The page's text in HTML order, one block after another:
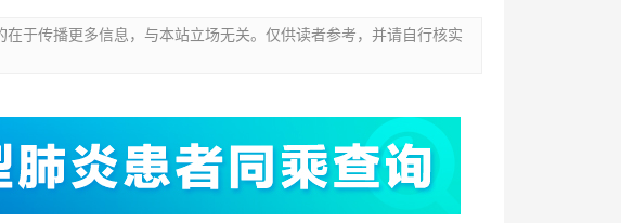
于传播更多信息，与本站立场无关。仅供读者参考，并请自行核实